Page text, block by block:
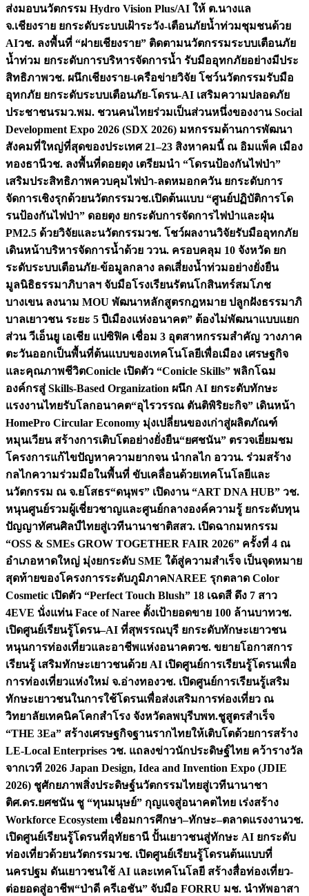
ส่งมอบนวัตกรรม Hydro Vision Plus/AI ให้ ต.นางแล
จ.เชียงราย ยกระดับระบบเฝ้าระวัง-เตือนภัยน้ำท่วมชุมชนด้วย
AIวช. ลงพื้นที่ “ฝายเชียงราย” ติดตามนวัตกรรมระบบเตือนภัย
น้ำท่วม ยกระดับการบริหารจัดการน้ำ รับมืออุทกภัยอย่างมีประ
สิทธิภาพวช. ผนึกเชียงราย-เครือข่ายวิจัย โชว์นวัตกรรมรับมือ
อุทกภัย ยกระดับระบบเตือนภัย-โดรน-AI เสริมความปลอดภัย
ประชาชนรมว.พม. ชวนคนไทยร่วมเป็นส่วนหนึ่งของงาน Social
Development Expo 2026 (SDX 2026) มหกรรมด้านการพัฒนา
สังคมที่ใหญ่ที่สุดของประเทศ 21–23 สิงหาคมนี้ ณ อิมแพ็ค เมือง
ทองธานีวช. ลงพื้นที่ดอยตุง เตรียมนำ “โดรนป้องกันไฟป่า”
เสริมประสิทธิภาพควบคุมไฟป่า-ลดหมอกควัน ยกระดับการ
จัดการเชิงรุกด้วยนวัตกรรมวช.เปิดต้นแบบ “ศูนย์ปฏิบัติการโด
รนป้องกันไฟป่า” ดอยตุง ยกระดับการจัดการไฟป่าและฝุ่น
PM2.5 ด้วยวิจัยและนวัตกรรมวช. โชว์ผลงานวิจัยรับมืออุทกภัย
เดินหน้าบริหารจัดการน้ำด้วย ววน. ครอบคลุม 10 จังหวัด ยก
ระดับระบบเตือนภัย-ข้อมูลกลาง ลดเสี่ยงน้ำท่วมอย่างยั่งยืน
มูลนิธิธรรมาภิบาลฯ จับมือโรงเรียนรัตนโกสินทร์สมโภช
บางเขน ลงนาม MOU พัฒนาหลักสูตรกฎหมาย ปลูกฝังธรรมาภิ
บาลเยาวชน ระยะ 5 ปีเมืองแห่งอนาคต” ต้องไม่พัฒนาแบบแยก
ส่วน วีเอ็นยู เอเชีย แปซิฟิค เชื่อม 3 อุตสาหกรรมสำคัญ วางภาค
ตะวันออกเป็นพื้นที่ต้นแบบของเทคโนโลยีเพื่อเมือง เศรษฐกิจ
และคุณภาพชีวิตConicle เปิดตัว “Conicle Skills” พลิกโฉม
องค์กรสู่ Skills-Based Organization ผนึก AI ยกระดับทักษะ
แรงงานไทยรับโลกอนาคต“อุไรวรรณ ตันติพิริยะกิจ” เดินหน้า
HomePro Circular Economy มุ่งเปลี่ยนของเก่าสู่ผลิตภัณฑ์
หมุนเวียน สร้างการเติบโตอย่างยั่งยืน“ยศชนัน” ตรวจเยี่ยมชม
โครงการแก้ไขปัญหาความยากจน นำกลไก อววน. ร่วมสร้าง
กลไกความร่วมมือในพื้นที่ ขับเคลื่อนด้วยเทคโนโลยีและ
นวัตกรรม ณ จ.ยโสธร“ดนุพร” เปิดงาน “ART DNA HUB” วช.
หนุนศูนย์รวมผู้เชี่ยวชาญและศูนย์กลางองค์ความรู้ ยกระดับทุน
ปัญญาทัศนศิลป์ไทยสู่เวทีนานาชาติสสว. เปิดฉากมหกรรม
“OSS & SMEs GROW TOGETHER FAIR 2026” ครั้งที่ 4 ณ
อำเภอหาดใหญ่ มุ่งยกระดับ SME ใต้สู่ความสำเร็จ เป็นจุดหมาย
สุดท้ายของโครงการระดับภูมิภาคNAREE รุกตลาด Color
Cosmetic เปิดตัว “Perfect Touch Blush” 18 เฉดสี ดึง 7 สาว
4EVE นั่งแท่น Face of Naree ตั้งเป้ายอดขาย 100 ล้านบาทวช.
เปิดศูนย์เรียนรู้โดรน–AI ที่สุพรรณบุรี ยกระดับทักษะเยาวชน
หนุนการท่องเที่ยวและอาชีพแห่งอนาคตวช. ขยายโอกาสการ
เรียนรู้ เสริมทักษะเยาวชนด้วย AI เปิดศูนย์การเรียนรู้โดรนเพื่อ
การท่องเที่ยวแห่งใหม่ จ.อ่างทองวช. เปิดศูนย์การเรียนรู้เสริม
ทักษะเยาวชนในการใช้โดรนเพื่อส่งเสริมการท่องเที่ยว ณ
วิทยาลัยเทคนิคโคกสำโรง จังหวัดลพบุรีบพท.ชูสูตรสำเร็จ
“THE 3Ea” สร้างเศรษฐกิจฐานรากไทยให้เติบโตด้วยการสร้าง
LE-Local Enterprises วช. แถลงข่าวนักประดิษฐ์ไทย คว้ารางวัล
จากเวที 2026 Japan Design, Idea and Invention Expo (JDIE
2026) ชูศักยภาพสิ่งประดิษฐ์นวัตกรรมไทยสู่เวทีนานาชา
ติศ.ดร.ยศชนัน ชู “ทุนมนุษย์” กุญแจสู่อนาคตไทย เร่งสร้าง
Workforce Ecosystem เชื่อมการศึกษา–ทักษะ–ตลาดแรงงานวช.
เปิดศูนย์เรียนรู้โดรนที่อุทัยธานี ปั้นเยาวชนสู่ทักษะ AI ยกระดับ
ท่องเที่ยวด้วยนวัตกรรมวช. เปิดศูนย์เรียนรู้โดรนต้นแบบที่
นครปฐม ดันเยาวชนใช้ AI และเทคโนโลยี สร้างสื่อท่องเที่ยว-
ต่อยอดสู่อาชีพ“ป่าดี ครีเอชัน” จับมือ FORRU มช. นำทัพอาสา